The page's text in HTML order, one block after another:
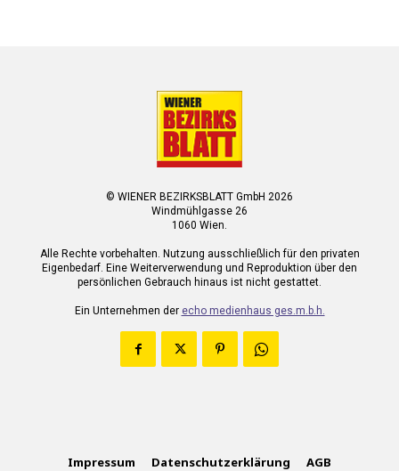
© WIENER BEZIRKSBLATT GmbH 2026
Windmühlgasse 26
1060 Wien.
Alle Rechte vorbehalten. Nutzung ausschließlich für den privaten
Eigenbedarf. Eine Weiterverwendung und Reproduktion über den
persönlichen Gebrauch hinaus ist nicht gestattet.
Ein Unternehmen der echo medienhaus ges.m.b.h.
Impressum Datenschutzerklärung AGB